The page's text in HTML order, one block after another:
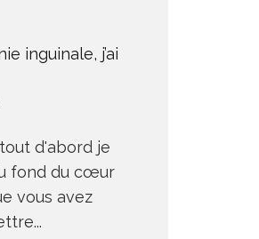
inguinale, j’ai
d'abord je
fond du cœur
vous avez